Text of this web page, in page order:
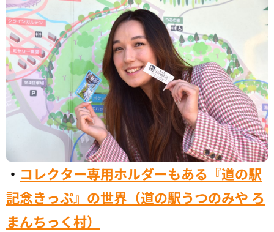
・ コレクター専用ホルダーもある『道の駅
記念きっぷ』の世界（道の駅うつのみや ろ
まんちっく村）